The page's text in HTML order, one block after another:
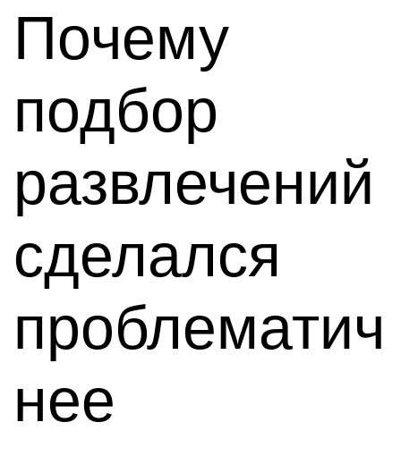
Почему
подбор
развлечений
сделался
проблематич
нее